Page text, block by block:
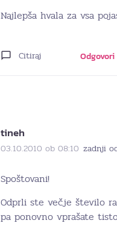
Najlepša hvala za vsa
Citiraj Odgovori
tineh
03.10.2010 ob 08:10 zadnji
Spoštovani!
Odprli ste večje število
pa ponovno vprašate